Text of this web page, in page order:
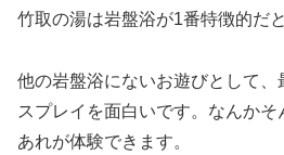
竹取の湯は岩盤浴が1番特徴的だ
他の岩盤浴にないお遊びとして、
スプレイを面白いです。なんかそ
あれが体験できます。